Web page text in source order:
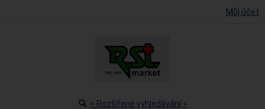
Můj účet
> Rozšířené vyhledávání <